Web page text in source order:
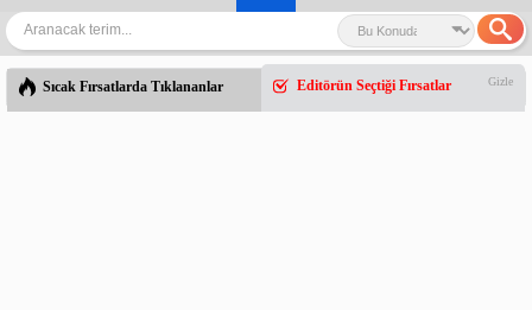
Sıcak Fırsatlarda Tıklananlar Editörün Seçtiği Fırsatlar Gizle